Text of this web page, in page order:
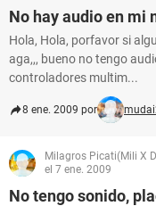
No hay audio en mi
Hola, Hola, porfavor si
aga,,, bueno no tengo
controladores multim...
8 ene. 2009 por
Milagros Picati(Mili X
el 7 ene. 2009
No tengo sonido,